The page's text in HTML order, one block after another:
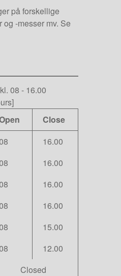
på forskellige
-messer mv. Se
08 - 16.00
Close
16.00
16.00
16.00
16.00
15.00
12.00
Closed